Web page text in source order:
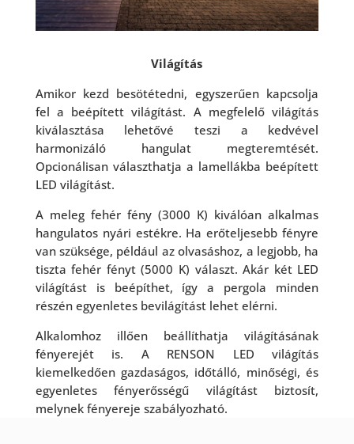
Világítás
Amikor kezd besötétedni, egyszerűen kapcsolja
fel a beépített világítást. A megfelelő világítás
kiválasztása lehetővé teszi a kedvével
harmonizáló hangulat megteremtését.
Opcionálisan választhatja a lamellákba beépített
LED világítást.
A meleg fehér fény (3000 K) kiválóan alkalmas
hangulatos nyári estékre. Ha erőteljesebb fényre
van szüksége, például az olvasáshoz, a legjobb, ha
tiszta fehér fényt (5000 K) választ. Akár két LED
világítást is beépíthet, így a pergola minden
részén egyenletes bevilágítást lehet elérni.
Alkalomhoz illően beállíthatja világításának
fényerejét is. A RENSON LED világítás
kiemelkedően gazdaságos, időtálló, minőségi, és
egyenletes fényerősségű világítást biztosít,
melynek fényereje szabályozható.